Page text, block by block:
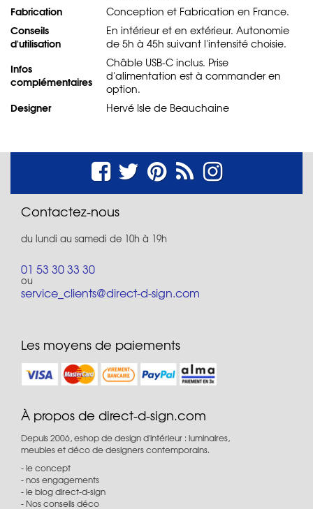
Fabrication Conception et Fabrication en France.
Conseils
d'utilisation
En intérieur et en extérieur. Autonomie
de 5h à 45h suivant l'intensité choisie.
Infos
complémentaires
Châble USB-C inclus. Prise
d'alimentation est à commander en
option.
Designer Hervé Isle de Beauchaine
Contactez-nous
du lundi au samedi de 10h à 19h
01 53 30 33 30
ou
service_clients@direct-d-sign.com
Les moyens de paiements
À propos de direct-d-sign.com
Depuis 2006, eshop de design d'intérieur : luminaires,
meubles et déco de designers contemporains.
le concept
nos engagements
le blog direct-d-sign
Nos conseils déco